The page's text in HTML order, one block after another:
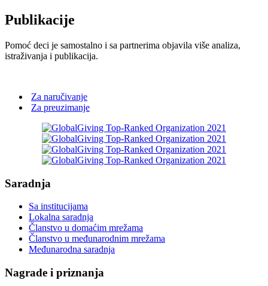
Publikacije
Pomoć deci je samostalno i sa partnerima objavila više analiza,
istraživanja i publikacija.
Za naručivanje
Za preuzimanje
Saradnja
Sa institucijama
Lokalna saradnja
Članstvo u domaćim mrežama
Članstvo u međunarodnim mrežama
Međunarodna saradnja
Nagrade i priznanja